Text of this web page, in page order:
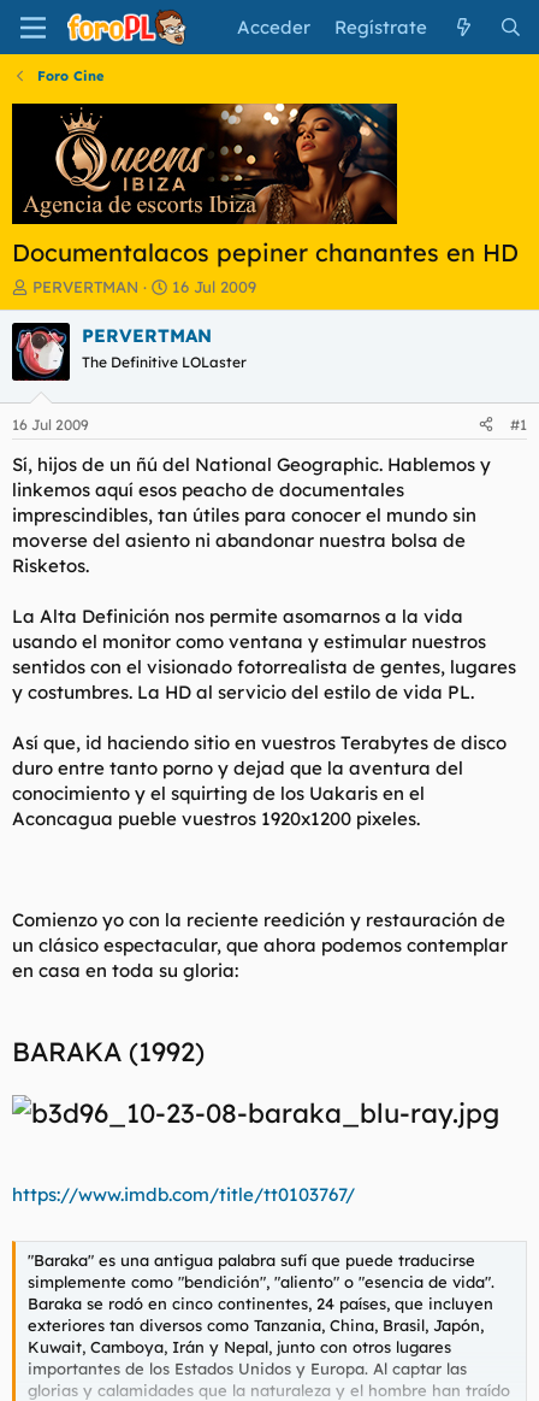
Acceder Regístrate
Foro Cine
Documentalacos pepiner chanantes en HD
I
n
i
c
i
a
d
o
d
e
l
t
e
a
PERVERTMAN
F
e
c
a
i
n
c
i
o
16 Jul 2009
PERVERTMAN
The Definitive LOLaster
16 Jul 2009 #1
Sí, hijos de un ñú del National Geographic. Hablemos y
linkemos aquí esos peacho de documentales
imprescindibles, tan útiles para conocer el mundo sin
moverse del asiento ni abandonar nuestra bolsa de
Risketos.
La Alta Definición nos permite asomarnos a la vida
usando el monitor como ventana y estimular nuestros
sentidos con el visionado fotorrealista de gentes, lugares
y costumbres. La HD al servicio del estilo de vida PL.
Así que, id haciendo sitio en vuestros Terabytes de disco
duro entre tanto porno y dejad que la aventura del
conocimiento y el squirting de los Uakaris en el
Aconcagua pueble vuestros 1920x1200 pixeles.
Comienzo yo con la reciente reedición y restauración de
un clásico espectacular, que ahora podemos contemplar
en casa en toda su gloria:
BARAKA (1992)
https://www.imdb.com/title/tt0103767/
"Baraka" es una antigua palabra sufí que puede traducirse
simplemente como "bendición", "aliento" o "esencia de vida".
Baraka se rodó en cinco continentes, 24 países, que incluyen
exteriores tan diversos como Tanzania, China, Brasil, Japón,
Kuwait, Camboya, Irán y Nepal, junto con otros lugares
importantes de los Estados Unidos y Europa. Al captar las
glorias y calamidades que la naturaleza y el hombre han traído